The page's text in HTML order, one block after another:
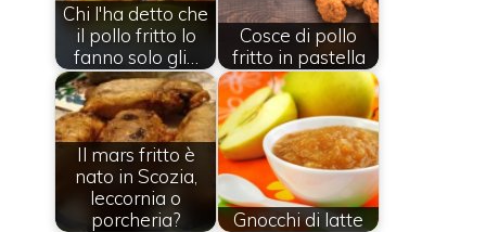
Chi l'ha detto che
il pollo fritto lo
fanno solo gli…
Cosce di pollo
fritto in pastella
Il mars fritto è
nato in Scozia,
leccornia o
porcheria?
Gnocchi di latte